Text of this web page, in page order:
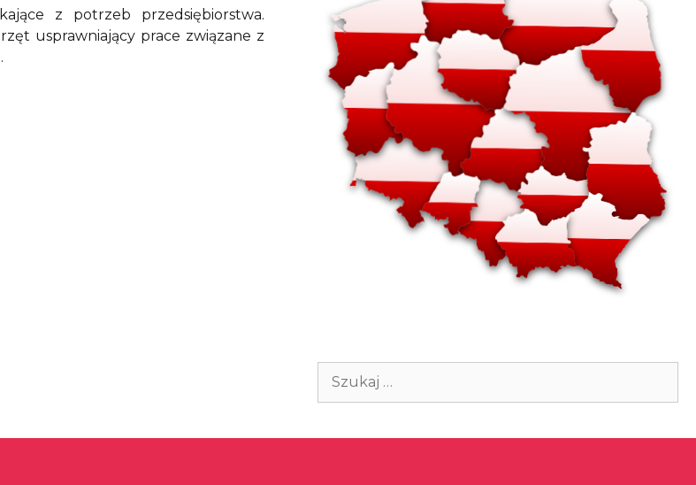
z potrzeb przedsiębiorstwa.
usprawniający prace związane z
Szukaj: